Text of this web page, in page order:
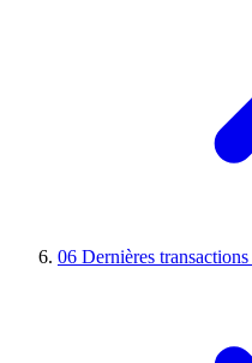
06 Dernières transactions